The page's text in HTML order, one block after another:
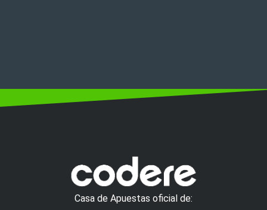
Casa de Apuestas oficial de: